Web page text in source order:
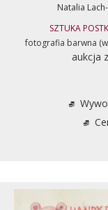
Natalia
SZTUKA
fotografia barwna
aukcja z